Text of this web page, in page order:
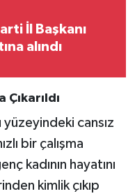
İl Başkanı
alındı
Çıkarıldı
cansız
bir çalışma
kadının hayatını
kimlik çıkıp